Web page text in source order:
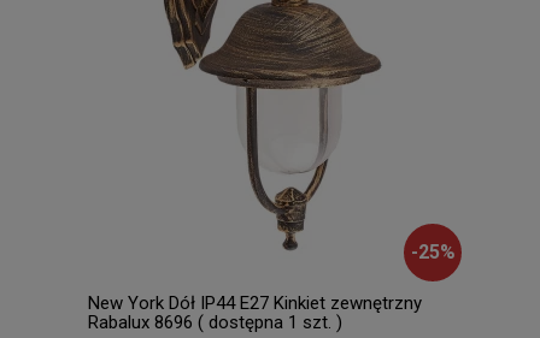
-25%
New York Dół IP44 E27 Kinkiet zewnętrzny
Rabalux 8696 ( dostępna 1 szt. )